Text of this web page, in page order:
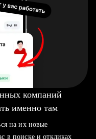
компаний
именно там
на их новые
в поиске и откликах